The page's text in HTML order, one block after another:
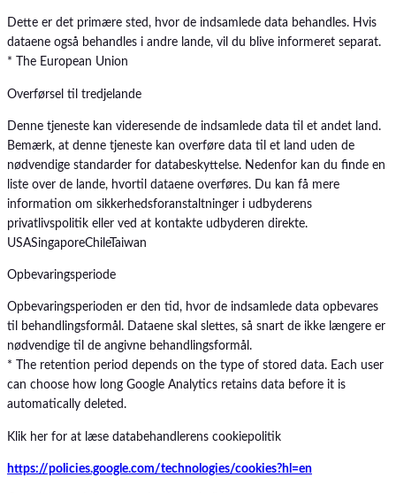
Dette er det primære sted, hvor de indsamlede data behandles. Hvis
dataene også behandles i andre lande, vil du blive informeret separat.
* The European Union
Overførsel til tredjelande
Denne tjeneste kan videresende de indsamlede data til et andet land.
Bemærk, at denne tjeneste kan overføre data til et land uden de
nødvendige standarder for databeskyttelse. Nedenfor kan du finde en
liste over de lande, hvortil dataene overføres. Du kan få mere
information om sikkerhedsforanstaltninger i udbyderens
privatlivspolitik eller ved at kontakte udbyderen direkte.
USASingaporeChileTaiwan
Opbevaringsperiode
Opbevaringsperioden er den tid, hvor de indsamlede data opbevares
til behandlingsformål. Dataene skal slettes, så snart de ikke længere er
nødvendige til de angivne behandlingsformål.
* The retention period depends on the type of stored data. Each user
can choose how long Google Analytics retains data before it is
automatically deleted.
Klik her for at læse databehandlerens cookiepolitik
https://policies.google.com/technologies/cookies?hl=en